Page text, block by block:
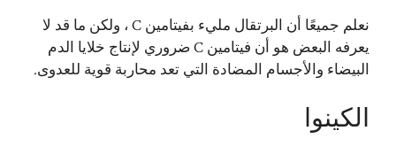
نعلم جميعًا أن البرتقال مليء بفيتامين C ، ولكن ما قد لا
يعرفه البعض هو أن فيتامين C ضروري لإنتاج خلايا الدم
البيضاء والأجسام المضادة التي تعد محاربة قوية للعدوى.
الكينوا